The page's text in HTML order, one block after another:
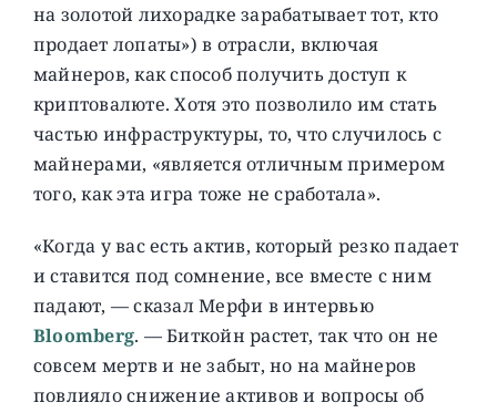
на золотой лихорадке зарабатывает тот, кто
продает лопаты») в отрасли, включая
майнеров, как способ получить доступ к
криптовалюте. Хотя это позволило им стать
частью инфраструктуры, то, что случилось с
майнерами, «является отличным примером
того, как эта игра тоже не сработала».
«Когда у вас есть актив, который резко падает
и ставится под сомнение, все вместе с ним
падают, — сказал Мерфи в интервью
Bloomberg. — Биткойн растет, так что он не
совсем мертв и не забыт, но на майнеров
повлияло снижение активов и вопросы об